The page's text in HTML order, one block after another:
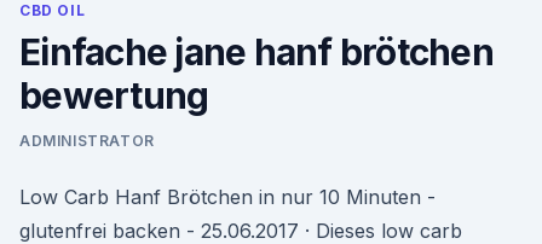
CBD OIL
Einfache jane hanf brötchen
bewertung
ADMINISTRATOR
Low Carb Hanf Brötchen in nur 10 Minuten -
glutenfrei backen - 25.06.2017 · Dieses low carb